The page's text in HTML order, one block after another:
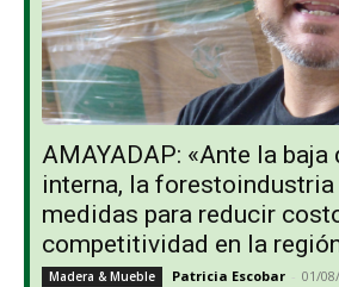
AMAYADAP: «Ante la baja
interna, la forestoindustria
medidas para reducir
competitividad en la
Madera & Mueble Patricia Escobar - 01/